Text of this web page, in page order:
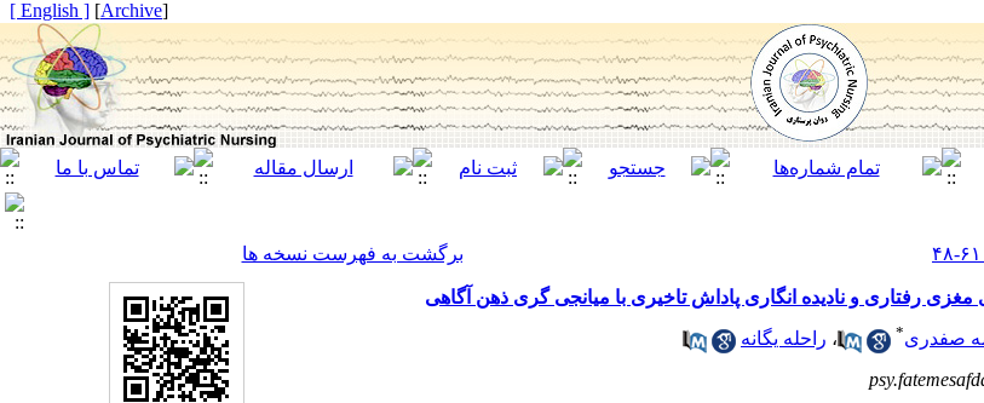
[
Archive
]
[ English ]
برگشت به فهرست نسخه ها
رفتاری و نادیده انگاری پاداش تاخیری با میانجی گری ذهن آگاهی
صفدری* ، راحله یگانه